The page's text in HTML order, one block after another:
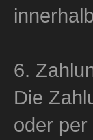
6.
Die
oder